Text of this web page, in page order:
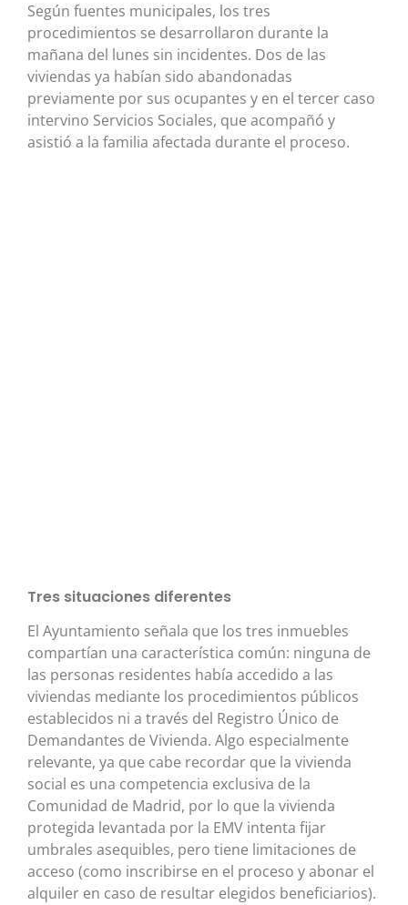
Según fuentes municipales, los tres
procedimientos se desarrollaron durante la
mañana del lunes sin incidentes. Dos de las
viviendas ya habían sido abandonadas
previamente por sus ocupantes y en el tercer caso
intervino Servicios Sociales, que acompañó y
asistió a la familia afectada durante el proceso.
Tres situaciones diferentes
El Ayuntamiento señala que los tres inmuebles
compartían una característica común: ninguna de
las personas residentes había accedido a las
viviendas mediante los procedimientos públicos
establecidos ni a través del Registro Único de
Demandantes de Vivienda. Algo especialmente
relevante, ya que cabe recordar que la vivienda
social es una competencia exclusiva de la
Comunidad de Madrid, por lo que la vivienda
protegida levantada por la EMV intenta fijar
umbrales asequibles, pero tiene limitaciones de
acceso (como inscribirse en el proceso y abonar el
alquiler en caso de resultar elegidos beneficiarios).